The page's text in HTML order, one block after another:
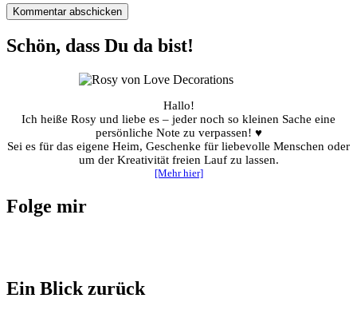
Schön, dass Du da bist!
Hallo!
Ich heiße Rosy und liebe es – jeder noch so kleinen Sache eine
persönliche Note zu verpassen! ♥
Sei es für das eigene Heim, Geschenke für liebevolle Menschen oder
um der Kreativität freien Lauf zu lassen.
[Mehr hier]
Folge mir
Ein Blick zurück